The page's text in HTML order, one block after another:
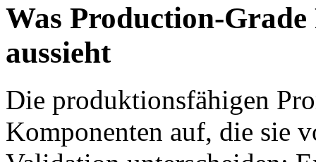
Was Production-
aussieht
Die produktionsfähigen
Komponenten auf, die sie